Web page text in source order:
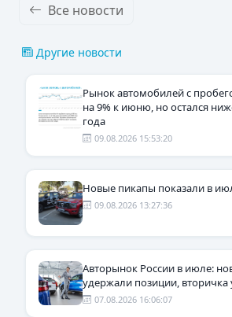
Все новости
Другие новости
Рынок автомобилей с
на 9% к июню, но остался
года
09.08.2026 15:53:20
Новые пикапы показали в
09.08.2026 13:27:36
Авторынок России в июле:
удержали позиции,
07.08.2026 16:06:07